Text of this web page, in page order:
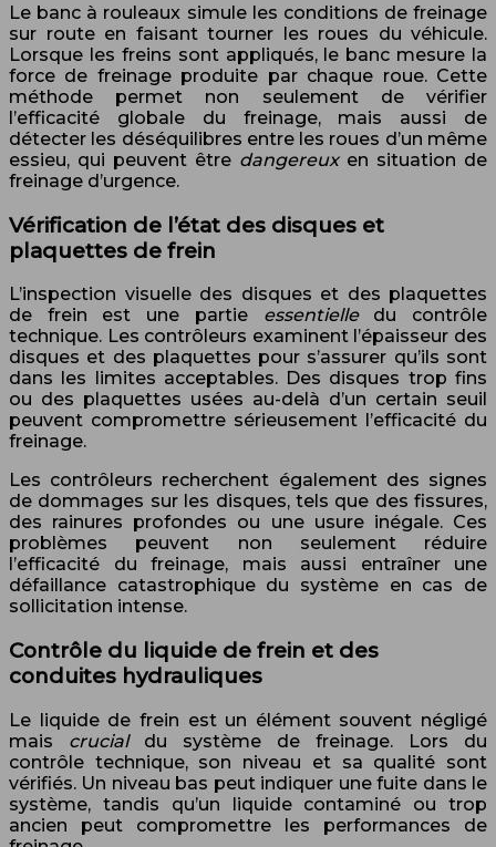
Le banc à rouleaux simule les conditions de freinage
sur route en faisant tourner les roues du véhicule.
Lorsque les freins sont appliqués, le banc mesure la
force de freinage produite par chaque roue. Cette
méthode permet non seulement de vérifier
l’efficacité globale du freinage, mais aussi de
détecter les déséquilibres entre les roues d’un même
essieu, qui peuvent être dangereux en situation de
freinage d’urgence.
Vérification de l’état des disques et
plaquettes de frein
L’inspection visuelle des disques et des plaquettes
de frein est une partie essentielle du contrôle
technique. Les contrôleurs examinent l’épaisseur des
disques et des plaquettes pour s’assurer qu’ils sont
dans les limites acceptables. Des disques trop fins
ou des plaquettes usées au-delà d’un certain seuil
peuvent compromettre sérieusement l’efficacité du
freinage.
Les contrôleurs recherchent également des signes
de dommages sur les disques, tels que des fissures,
des rainures profondes ou une usure inégale. Ces
problèmes peuvent non seulement réduire
l’efficacité du freinage, mais aussi entraîner une
défaillance catastrophique du système en cas de
sollicitation intense.
Contrôle du liquide de frein et des
conduites hydrauliques
Le liquide de frein est un élément souvent négligé
mais crucial du système de freinage. Lors du
contrôle technique, son niveau et sa qualité sont
vérifiés. Un niveau bas peut indiquer une fuite dans le
système, tandis qu’un liquide contaminé ou trop
ancien peut compromettre les performances de